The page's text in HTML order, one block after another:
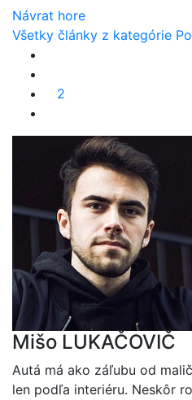
Návrat hore
Všetky články z kategórie
2
Mišo LUKAČOVIČ
Autá má ako záľubu od
len podľa interiéru. Neskôr